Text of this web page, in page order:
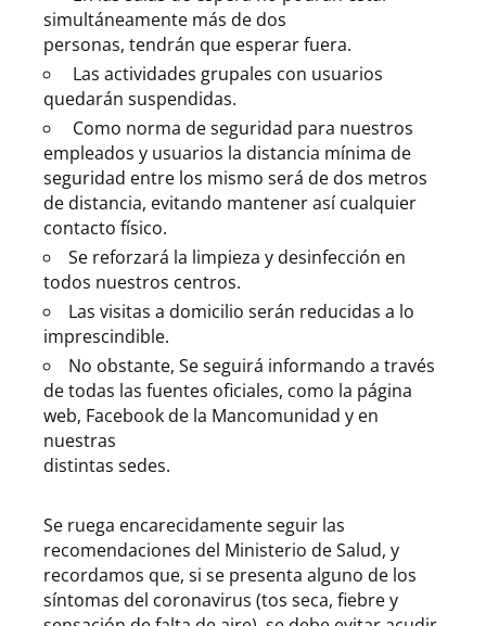
simultáneamente más de dos
personas, tendrán que esperar fuera.
Las actividades grupales con usuarios
quedarán suspendidas.
Como norma de seguridad para nuestros
empleados y usuarios la distancia mínima de
seguridad entre los mismo será de dos metros
de distancia, evitando mantener así cualquier
contacto físico.
Se reforzará la limpieza y desinfección en
todos nuestros centros.
Las visitas a domicilio serán reducidas a lo
imprescindible.
No obstante, Se seguirá informando a través
de todas las fuentes oficiales, como la página
web, Facebook de la Mancomunidad y en
nuestras
distintas sedes.
Se ruega encarecidamente seguir las
recomendaciones del Ministerio de Salud, y
recordamos que, si se presenta alguno de los
síntomas del coronavirus (tos seca, fiebre y